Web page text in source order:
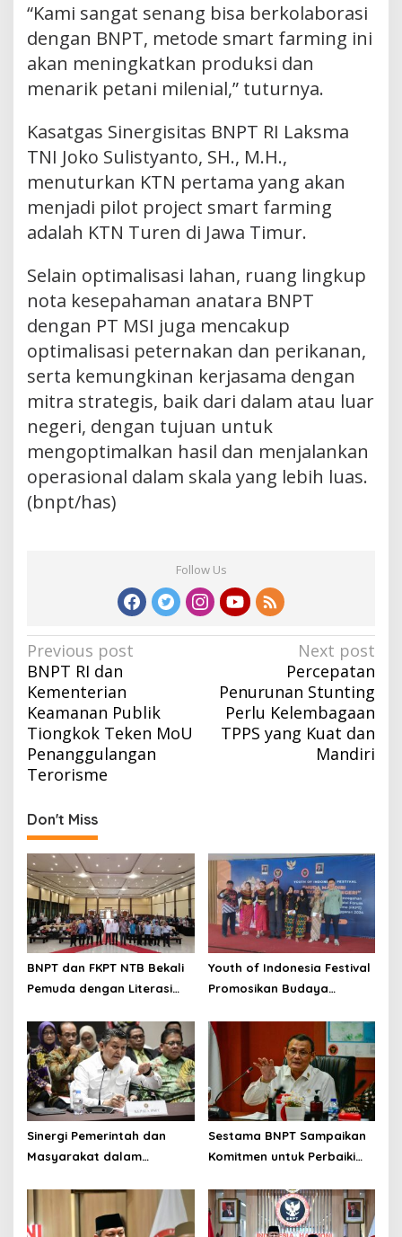
“Kami sangat senang bisa berkolaborasi
dengan BNPT, metode smart farming ini
akan meningkatkan produksi dan
menarik petani milenial,” tuturnya.
Kasatgas Sinergisitas BNPT RI Laksma
TNI Joko Sulistyanto, SH., M.H.,
menuturkan KTN pertama yang akan
menjadi pilot project smart farming
adalah KTN Turen di Jawa Timur.
Selain optimalisasi lahan, ruang lingkup
nota kesepahaman anatara BNPT
dengan PT MSI juga mencakup
optimalisasi peternakan dan perikanan,
serta kemungkinan kerjasama dengan
mitra strategis, baik dari dalam atau luar
negeri, dengan tujuan untuk
mengoptimalkan hasil dan menjalankan
operasional dalam skala yang lebih luas.
(bnpt/has)
Follow Us
Post
navigation
Previous post
BNPT RI dan
Kementerian
Keamanan Publik
Tiongkok Teken MoU
Penanggulangan
Terorisme
Next post
Percepatan
Penurunan Stunting
Perlu Kelembagaan
TPPS yang Kuat dan
Mandiri
Don't Miss
BNPT dan FKPT NTB Bekali
Pemuda dengan Literasi
Youth of Indonesia Festival
Promosikan Budaya
Sinergi Pemerintah dan
Masyarakat dalam
Ciptakan Situasi Keamanan
yang Semakin Baik
Sestama BNPT Sampaikan
Komitmen untuk Perbaiki